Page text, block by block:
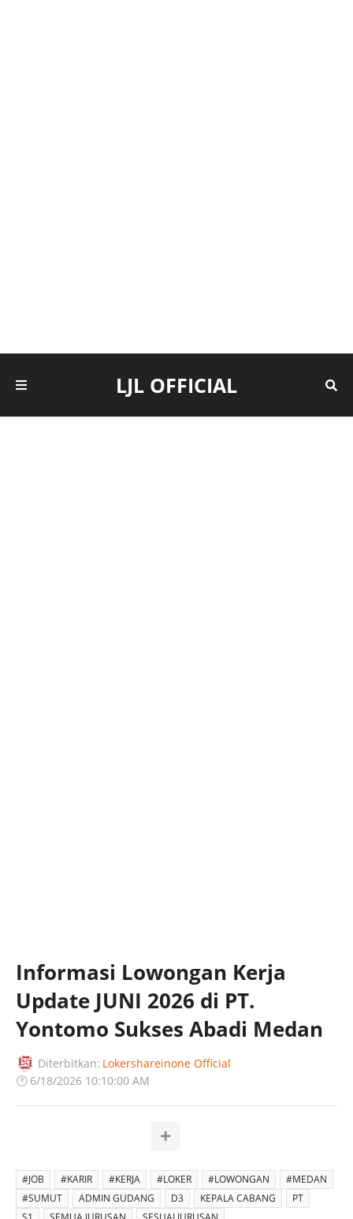
LJL OFFICIAL
Informasi Lowongan Kerja
Update JUNI 2026 di PT.
Yontomo Sukses Abadi Medan
Diterbitkan: Lokershareinone Official
🕐 6/18/2026 10:10:00 AM
#JOB #KARIR #KERJA #LOKER #LOWONGAN
#MEDAN
#SUMUT
ADMIN GUDANG D3 KEPALA CABANG
PT